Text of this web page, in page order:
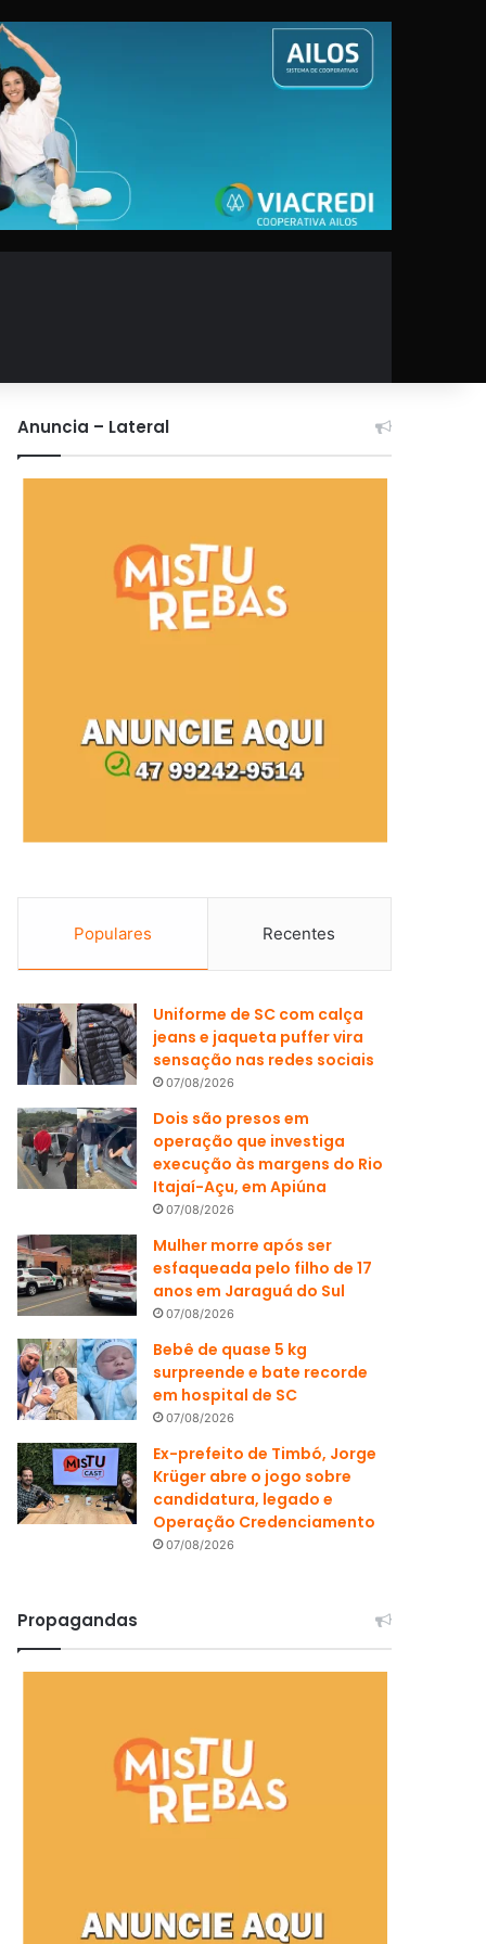
Anuncia – Lateral
Populares Recentes
Uniforme de SC com calça
jeans e jaqueta puffer vira
sensação nas redes sociais
07/08/2026
Dois são presos em
operação que investiga
execução às margens do Rio
Itajaí-Açu, em Apiúna
07/08/2026
Mulher morre após ser
esfaqueada pelo filho de 17
anos em Jaraguá do Sul
07/08/2026
Bebê de quase 5 kg
surpreende e bate recorde
em hospital de SC
07/08/2026
Ex-prefeito de Timbó, Jorge
Krüger abre o jogo sobre
candidatura, legado e
Operação Credenciamento
07/08/2026
Propagandas